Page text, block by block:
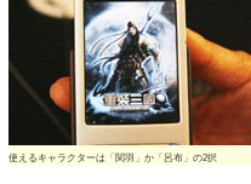
使えるキャラクターは「関羽」か「呂布」の2択